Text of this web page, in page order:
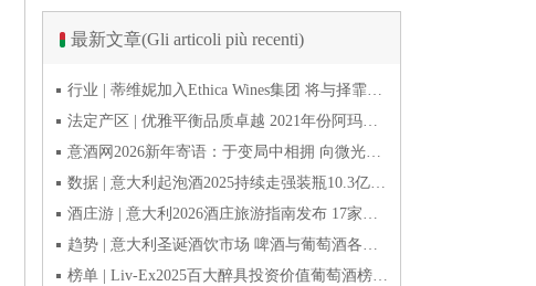
最新文章(Gli articoli più recenti)
行业 | 蒂维妮加入Ethica Wines集团 将与择霏罗共拓中国市场
法定产区 | 优雅平衡品质卓越 2021年份阿玛罗尼Amarone全球预品会落幕
意酒网2026新年寄语：于变局中相拥 向微光而前行
数据 | 意大利起泡酒2025持续走强装瓶10.3亿瓶 普罗塞克风靡全球
酒庄游 | 意大利2026酒庄旅游指南发布 17家葡萄酒博物馆别错过
趋势 | 意大利圣诞酒饮市场 啤酒与葡萄酒各自精彩
榜单 | Liv-Ex2025百大醉具投资价值葡萄酒榜单发布 20款意酒入选